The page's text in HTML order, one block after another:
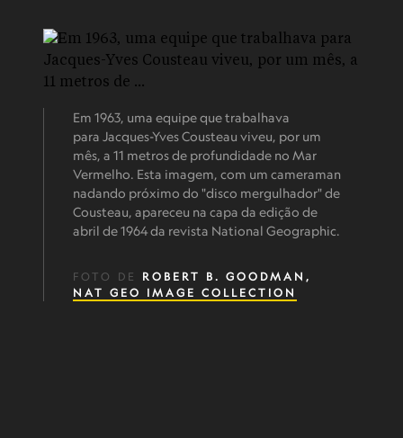
Em 1963, uma equipe que trabalhava
para Jacques-Yves Cousteau viveu, por um
mês, a 11 metros de profundidade no Mar
Vermelho. Esta imagem, com um cameraman
nadando próximo do "disco mergulhador" de
Cousteau, apareceu na capa da edição de
abril de 1964 da revista National Geographic.
FOTO DE ROBERT B. GOODMAN,
NAT GEO IMAGE COLLECTION